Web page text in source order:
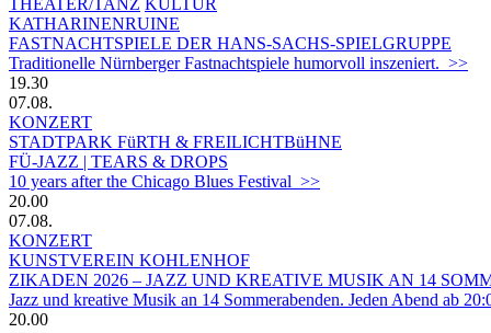
KATHARINENRUINE
FASTNACHTSPIELE DER HANS-SACHS-SPIELGRUPPE
Traditionelle Nürnberger Fastnachtspiele humorvoll inszeniert. >>
19.30
07.08.
KONZERT
STADTPARK FüRTH & FREILICHTBüHNE
FÜ-JAZZ | TEARS & DROPS
10 years after the Chicago Blues Festival >>
20.00
07.08.
KONZERT
KUNSTVEREIN KOHLENHOF
ZIKADEN 2026 – JAZZ UND KREATIVE MUSIK AN 14
Jazz und kreative Musik an 14 Sommerabenden. Jeden Abend ab
20.00